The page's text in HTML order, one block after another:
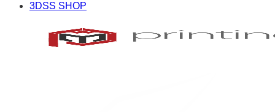
3DSS SHOP